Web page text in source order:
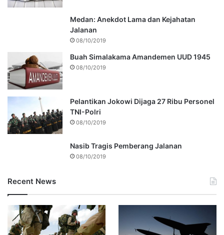
Medan: Anekdot Lama dan Kejahatan
Jalanan
08/10/2019
Buah Simalakama Amandemen UUD 1945
08/10/2019
Pelantikan Jokowi Dijaga 27 Ribu Personel
TNI-Polri
08/10/2019
Nasib Tragis Pemberang Jalanan
08/10/2019
Recent News